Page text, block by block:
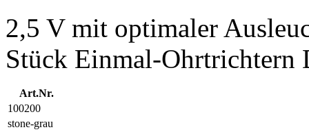
2,5 V mit optimaler
Stück Einmal-Ohrtrichtern
Art.Nr.
100200
stone-grau